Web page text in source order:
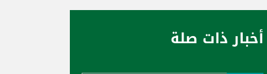
أخبار ذات صلة